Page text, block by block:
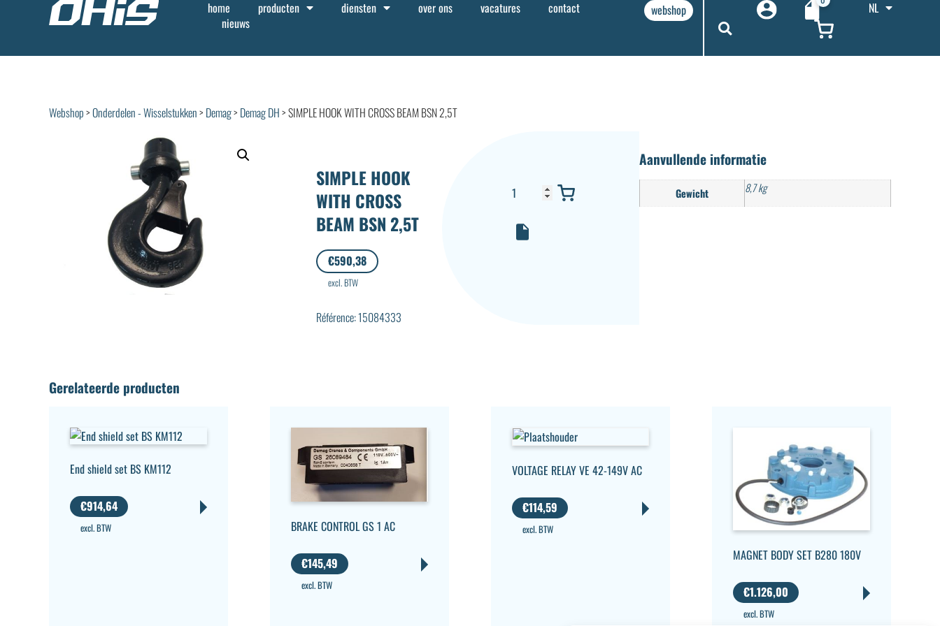
home producten diensten over ons vacatures
contact
nieuws
webshop NL
Webshop>Onderdelen - Wisselstukken> Demag> Demag DH> SIMPLE HOOK WITH CROSS BEAM BSN 2,5T
SIMPLE HOOK
WITH CROSS
BEAM BSN 2,5T
€590,38
excl. BTW
Référence: 15084333
Aanvullende informatie
Gewicht 8,7 kg
Gerelateerde producten
End shield set BS KM112
€914,64
excl. BTW BRAKE CONTROL GS 1 AC
€145,49
excl. BTW
VOLTAGE RELAY VE 42-149V AC
€114,59
excl. BTW
MAGNET BODY SET B280 180V
€1.126,00
excl. BTW